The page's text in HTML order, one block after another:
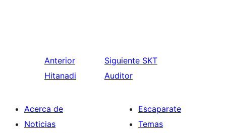
Anterior
Hitanadi
Siguiente SKT
Auditor
Acerca de
Noticias
Escaparate
Temas